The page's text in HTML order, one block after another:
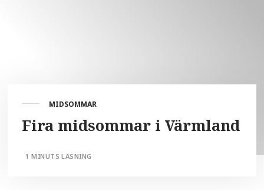
MIDSOMMAR
Fira midsommar i Värmland
1 MINUTS LÄSNING